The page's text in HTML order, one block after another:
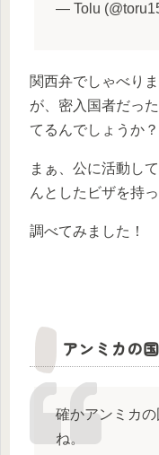
— Tolu
関西弁でしゃべり
が、密入国者だっ
てるんでしょうか？
まぁ、公に活動し
んとしたビザを持
調べてみました！
アンミカの
確かアンミカ
ね。